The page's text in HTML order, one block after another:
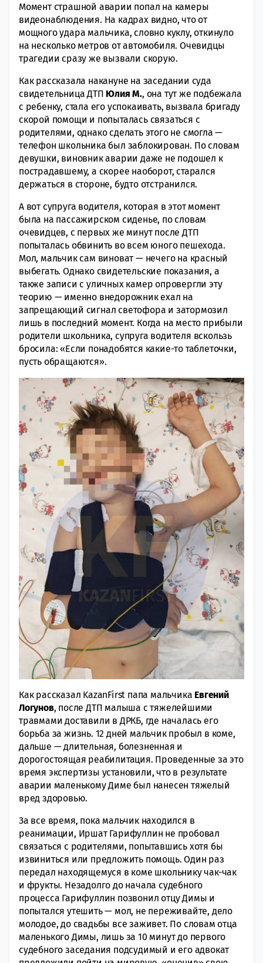
Момент страшной аварии попал на камеры
видеонаблюдения. На кадрах видно, что от
мощного удара мальчика, словно куклу, откинуло
на несколько метров от автомобиля. Очевидцы
трагедии сразу же вызвали скорую.
Как рассказала накануне на заседании суда
свидетельница ДТП Юлия М., она тут же подбежала
с ребенку, стала его успокаивать, вызвала бригаду
скорой помощи и попыталась связаться с
родителями, однако сделать этого не смогла —
телефон школьника был заблокирован. По словам
девушки, виновник аварии даже не подошел к
пострадавшему, а скорее наоборот, старался
держаться в стороне, будто отстранился.
А вот супруга водителя, которая в этот момент
была на пассажирском сиденье, по словам
очевидцев, с первых же минут после ДТП
попыталась обвинить во всем юного пешехода.
Мол, мальчик сам виноват — нечего на красный
выбегать. Однако свидетельские показания, а
также записи с уличных камер опровергли эту
теорию — именно внедорожник ехал на
запрещающий сигнал светофора и затормозил
лишь в последний момент. Когда на место прибыли
родители школьника, супруга водителя вскользь
бросила: «Если понадобятся какие-то таблеточки,
пусть обращаются».
Как рассказал KazanFirst папа мальчика Евгений
Логунов, после ДТП малыша с тяжелейшими
травмами доставили в ДРКБ, где началась его
борьба за жизнь. 12 дней мальчик пробыл в коме,
дальше — длительная, болезненная и
дорогостоящая реабилитация. Проведенные за это
время экспертизы установили, что в результате
аварии маленькому Диме был нанесен тяжелый
вред здоровью.
За все время, пока мальчик находился в
реанимации, Иршат Гарифуллин не пробовал
связаться с родителями, попытавшись хотя бы
извиниться или предложить помощь. Один раз
передал находящемуся в коме школьнику чак-чак
и фрукты. Незадолго до начала судебного
процесса Гарифуллин позвонил отцу Димы и
попытался утешить — мол, не переживайте, дело
молодое, до свадьбы все заживет. По словам отца
маленького Димы, лишь за 10 минут до первого
судебного заседания подсудимый и его адвокат